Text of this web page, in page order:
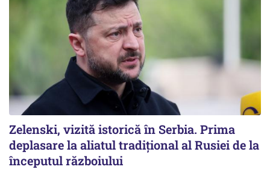
Zelenski, vizită istorică în Serbia. Prima
deplasare la aliatul tradițional al Rusiei de la
începutul războiului